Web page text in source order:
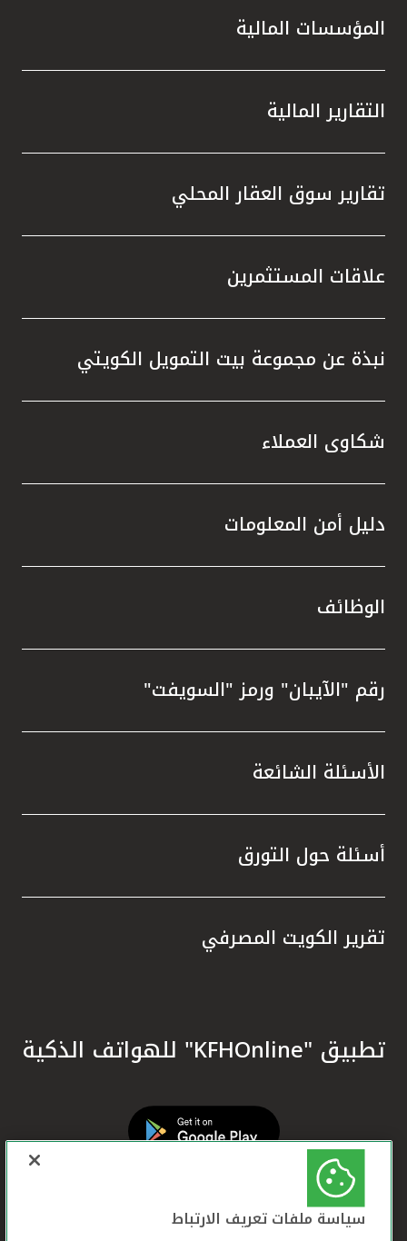
المؤسسات المالية
التقارير المالية
تقارير سوق العقار المحلي
علاقات المستثمرين
نبذة عن مجموعة بيت التمويل الكويتي
شكاوى العملاء
دليل أمن المعلومات
الوظائف
رقم "الآيبان" ورمز "السويفت"
الأسئلة الشائعة
أسئلة حول التورق
تقرير الكويت المصرفي
تطبيق "KFHOnline" للهواتف الذكية
سياسة ملفات تعريف الارتباط